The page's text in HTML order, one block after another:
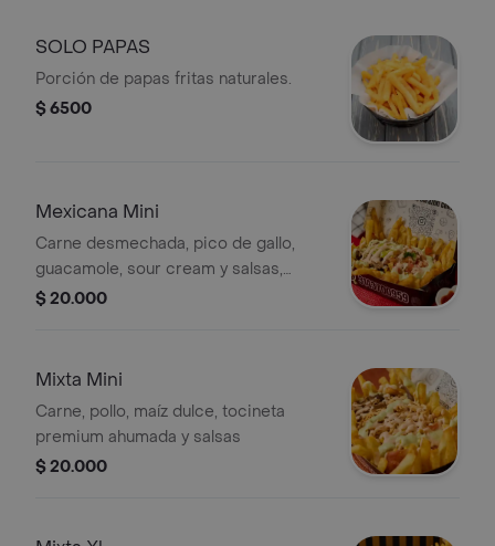
SOLO PAPAS
Porción de papas fritas naturales.
$ 6500
Mexicana Mini
Carne desmechada, pico de gallo,
guacamole, sour cream y salsas,
acompañados de papas fritas.
$ 20.000
Mixta Mini
Carne, pollo, maíz dulce, tocineta
premium ahumada y salsas
$ 20.000